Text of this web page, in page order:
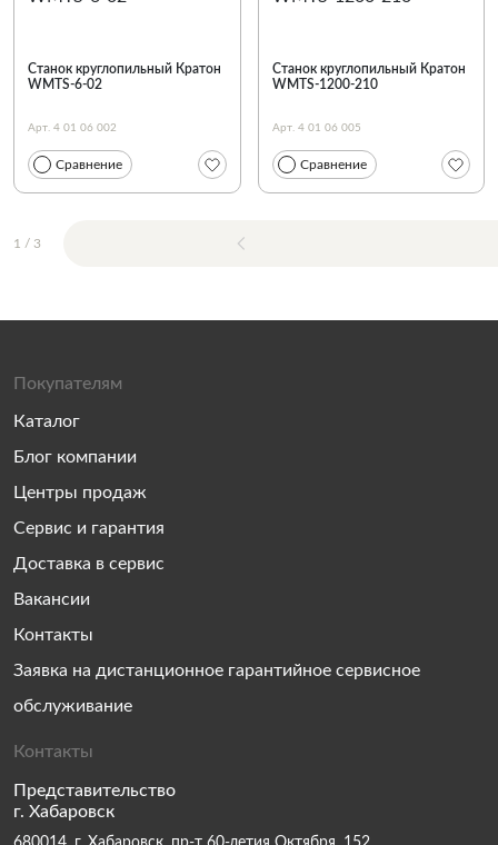
Станок круглопильный Кратон
WMTS-6-02
Арт. 4 01 06 002
Сравнение
Станок круглопильный Кратон
WMTS-1200-210
Арт. 4 01 06 005
Сравнение
1 / 3
Покупателям
Каталог
Блог компании
Центры продаж
Сервис и гарантия
Доставка в сервис
Вакансии
Контакты
Заявка на дистанционное гарантийное сервисное
обслуживание
Контакты
Представительство
г. Хабаровск